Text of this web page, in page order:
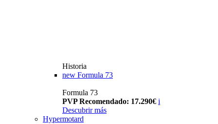
Historia
new Formula 73
Formula 73
PVP Recomendado: 17.290€ i
Descubrir más
Hypermotard